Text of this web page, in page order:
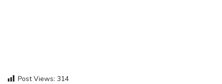
Post Views: 314